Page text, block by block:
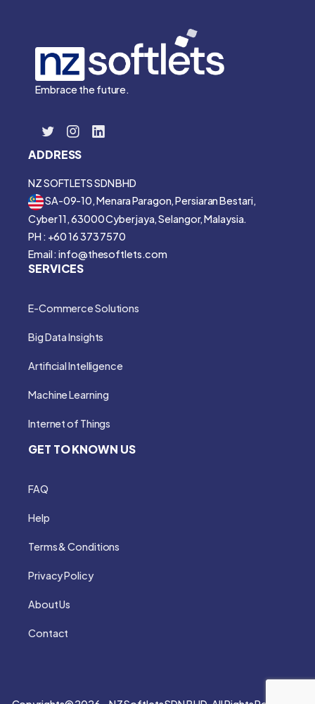
Embrace the future.
ADDRESS
NZ SOFTLETS SDN BHD
SA-09-10, Menara Paragon, Persiaran Bestari,
Cyber 11, 63000 Cyberjaya, Selangor, Malaysia.
PH : +60 16 373 7570
Email : info@thesoftlets.com
SERVICES
E-Commerce Solutions
Big Data Insights
Artificial Intelligence
Machine Learning
Internet of Things
GET TO KNOWN US
FAQ
Help
Terms & Conditions
Privacy Policy
About Us
Contact